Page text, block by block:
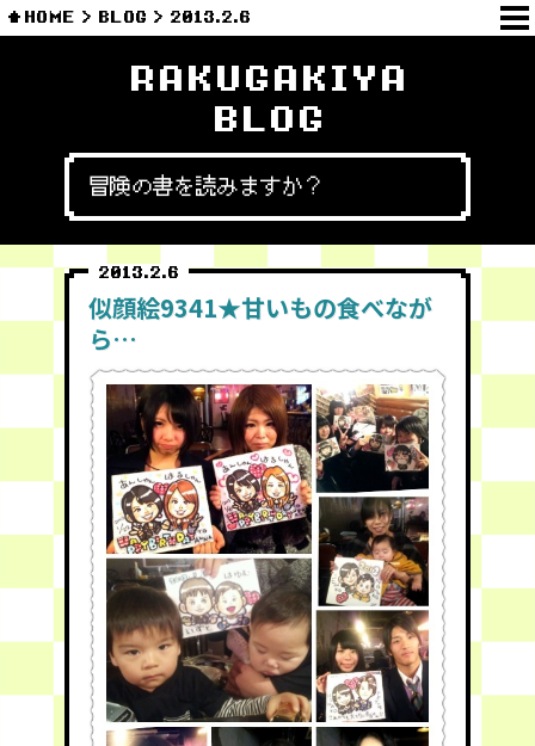
HOME BLOG 2013.2.6
RAKUGAKIYA
BLOG
冒険の書を読みますか？
2013.2.6
似顔絵9341★甘いもの食べなが
ら…